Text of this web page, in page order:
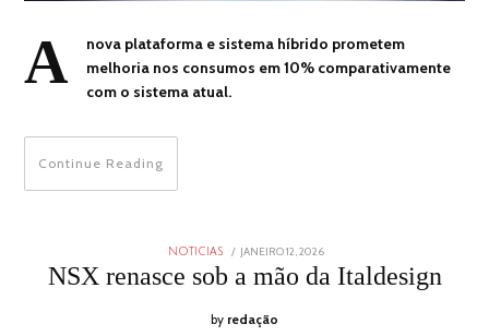
A
nova plataforma e sistema híbrido prometem
melhoria nos consumos em 10% comparativamente
com o sistema atual.
Continue Reading
NOTICIAS
POSTED
JANEIRO 12, 2026JANEIRO
2026
NSX renasce sob a mão da Italdesign
by redação